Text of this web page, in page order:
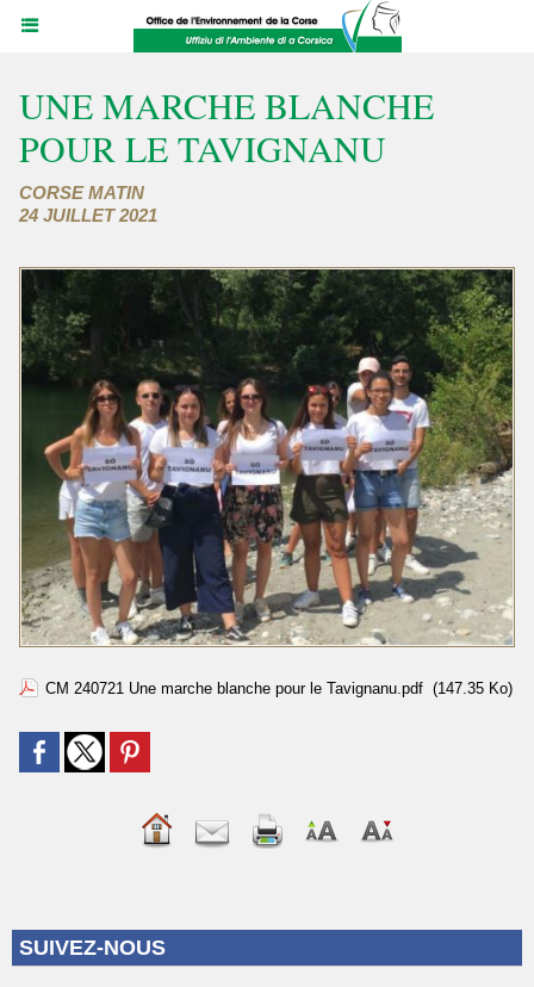
UNE MARCHE BLANCHE
POUR LE TAVIGNANU
CORSE MATIN
24 JUILLET 2021
CM 240721 Une marche blanche pour le Tavignanu.pdf (147.35 Ko)
SUIVEZ-NOUS